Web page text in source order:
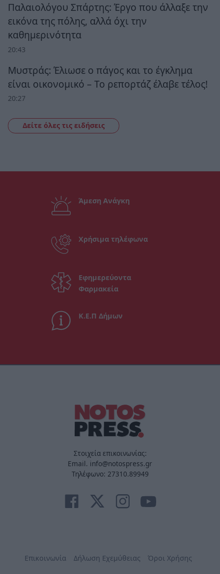
Παλαιολόγου Σπάρτης: Έργο που άλλαξε την
εικόνα της πόλης, αλλά όχι την
καθημερινότητα
20:43
Μυστράς: Έλιωσε ο πάγος και το έγκλημα
είναι οικονομικό – Το ρεπορτάζ έλαβε τέλος!
20:27
Δείτε όλες τις ειδήσεις
Άμεση Ανάγκη
Χρήσιμα τηλέφωνα
Εφημερεύοντα
Φαρμακεία
Κ.Ε.Π Δήμων
Στοιχεία επικοινωνίας:
Email. info@notospress.gr
Τηλέφωνο: 27310.89949
Επικοινωνία Δήλωση Εχεμύθειας Όροι Χρήσης